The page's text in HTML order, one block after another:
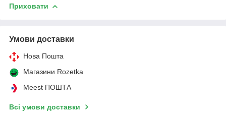
Приховати
Умови доставки
Нова Пошта
Магазини Rozetka
Meest ПОШТА
Всі умови доставки